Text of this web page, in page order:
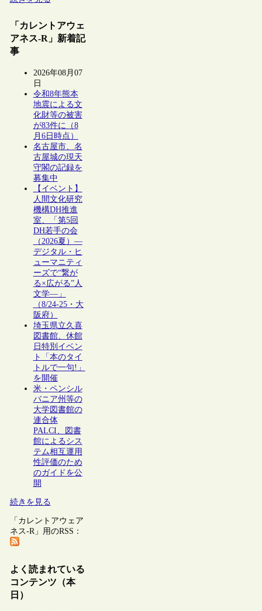
「カレントアウェ
アネス-R」新着記
事
2026年08月07
日
令和8年熊本
地震による文
化財等の被害
が83件に（8
月6日時点）
名古屋市、名
古屋城の現天
守閣の記録を
募集中
【イベント】
人間文化研究
機構DH推進
室、「第5回
DH若手の会
（2026夏）―
デジタル・ヒ
ューマニティ
ーズで“繋が
る×広がる”人
文学―」
（8/24-25・大
阪府）
埼玉県立久喜
図書館、休館
日特別イベン
ト「本のタイ
トルで一句!」
を開催
米・ペンシル
バニア州等の
大学図書館の
連合体
PALCI、図書
館によるシス
テム相互運用
性評価のため
のガイドを公
開
続きを見る
「カレントアウェア
ネス-R」用のRSS：
よく読まれている
コンテンツ（本
日）